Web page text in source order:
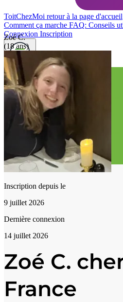
ToitChezMoi retour à la page d'accueil
Comment ça marche FAQ: Conseils
Connexion Inscription
Zoé C.
(18 ans)
Inscription depuis le
9 juillet 2026
Dernière connexion
14 juillet 2026
Zoé C.
France